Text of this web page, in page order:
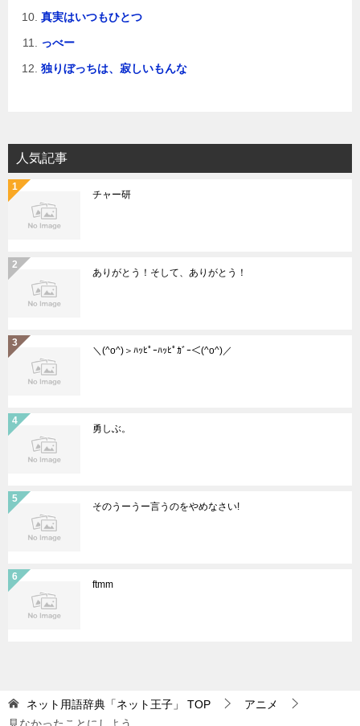
真実はいつもひとつ
っべー
独りぼっちは、寂しいもんな
人気記事
チャー研
ありがとう！そして、ありがとう！
＼(^o^)＞ﾊｯﾋﾟｰﾊｯﾋﾟｶﾞｰ＜(^o^)／
勇しぶ。
そのうーうー言うのをやめなさい!
ftmm
ネット用語辞典「ネット王子」 TOP
アニメ